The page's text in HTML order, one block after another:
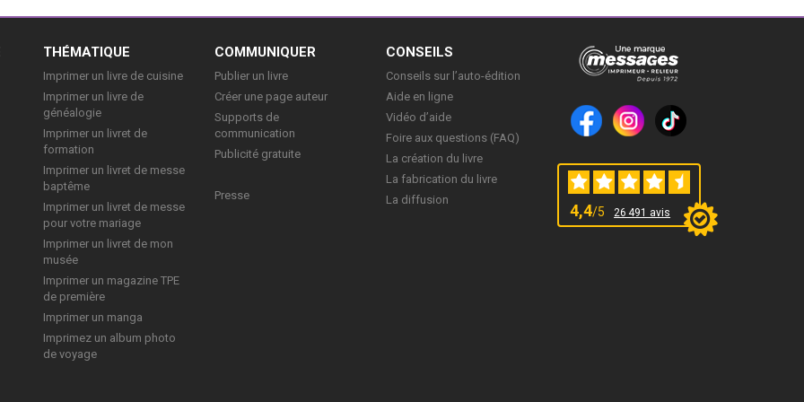
THÉMATIQUE
Imprimer un livre de cuisine
Imprimer un livre de
généalogie
Imprimer un livret de
formation
Imprimer un livret de messe
baptême
Imprimer un livret de messe
pour votre mariage
Imprimer un livret de mon
musée
Imprimer un magazine TPE
de première
Imprimer un manga
Imprimez un album photo
de voyage
COMMUNIQUER
Publier un livre
Créer une page auteur
Supports de
communication
Publicité gratuite
Presse
CONSEILS
Conseils sur l’auto-édition
Aide en ligne
Vidéo d’aide
Foire aux questions (FAQ)
La création du livre
La fabrication du livre
La diffusion
4,4/5 26 491 avis